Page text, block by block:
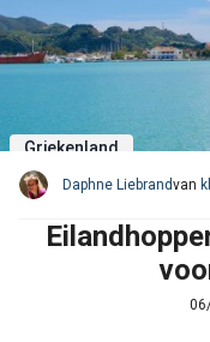
Griekenland
Daphne Liebrandvan